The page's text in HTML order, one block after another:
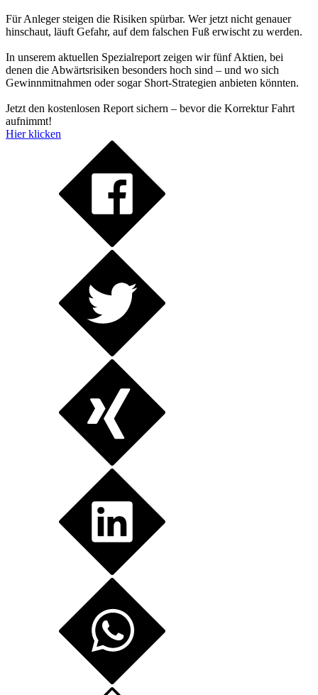
Für Anleger steigen die Risiken spürbar. Wer jetzt nicht genauer
hinschaut, läuft Gefahr, auf dem falschen Fuß erwischt zu werden.
In unserem aktuellen Spezialreport zeigen wir fünf Aktien, bei
denen die Abwärtsrisiken besonders hoch sind – und wo sich
Gewinnmitnahmen oder sogar Short-Strategien anbieten könnten.
Jetzt den kostenlosen Report sichern – bevor die Korrektur Fahrt
aufnimmt!
Hier klicken